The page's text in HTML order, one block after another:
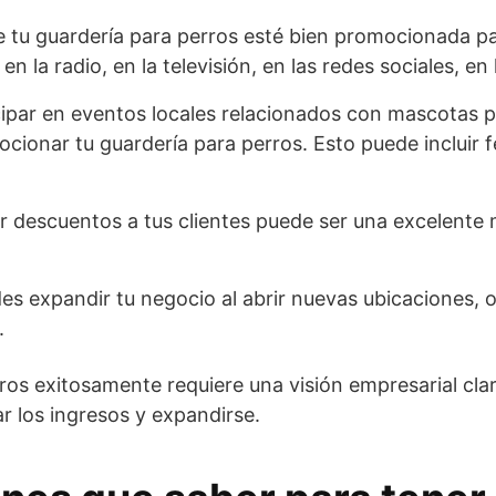
tu guardería para perros esté bien promocionada
la radio, en la televisión, en las redes sociales,
en eventos locales relacionados con mascotas
tu guardería para perros. Esto puede incluir
descuentos a tus clientes puede ser una excelente
expandir tu negocio al abrir nuevas ubicaciones,
exitosamente requiere una visión empresarial
los ingresos y expandirse.